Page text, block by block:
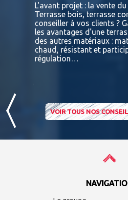
la suite
L'avant projet : la vente
Terrasse bois, terrasse
conseiller à vos clients ?
les avantages d'une
des autres matériaux :
chaud, résistant et
régulation…
VOIR TOUS NOS